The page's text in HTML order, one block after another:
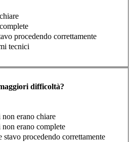
procedendo correttamente
tecnici
difficoltà?
erano chiare
erano complete
procedendo correttamente